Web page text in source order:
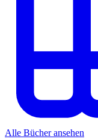
Alle Bücher ansehen